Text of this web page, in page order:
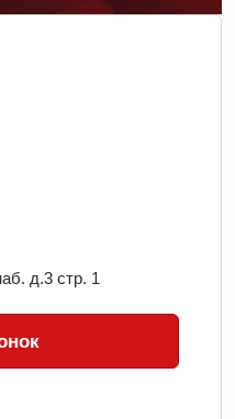
д.3 стр. 1